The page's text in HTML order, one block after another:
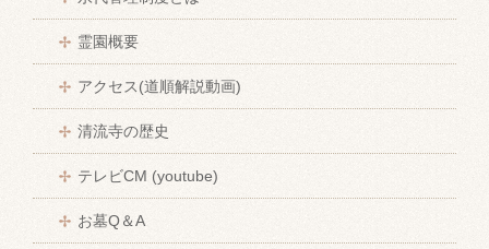
霊園概要
アクセス(道順解説動画)
清流寺の歴史
テレビCM (youtube)
お墓Q＆A